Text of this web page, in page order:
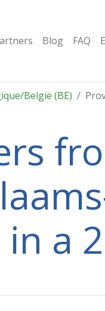
Blog FAQ
België (BE)
a